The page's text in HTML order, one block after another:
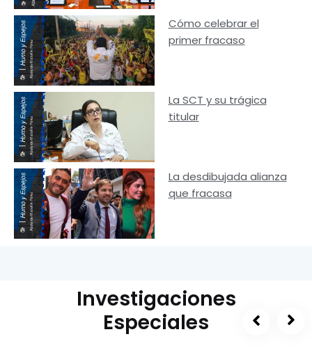
Cómo celebrar el
primer fracaso
La SCT y su trágica
titular
La desdibujada alianza
que fracasa
Investigaciones
Especiales